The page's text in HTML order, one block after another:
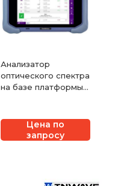
Анализатор
оптического спектра
на базе платформы
Цена по
запросу